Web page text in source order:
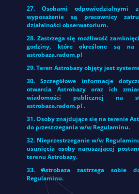
27. Osobami odpowiedzialnymi
wyposażenie są pracownicy
działalności obserwatorium.
28. Zastrzega się możliwość
godziny, które określone są na
astrobaza.radom.pl
29. Teren Astrobazy objęty jest
30. Szczegółowe informacje
otwarcia Astrobazy oraz ich
wiadomości publicznej na
astrobaza.radom.pl .
31. Osoby znajdujące się na terenie
do przestrzegania w/w Regulaminu.
32. Nieprzestrzeganie w/w
usunięcia osoby naruszającej
terenu Astrobazy.
33. Astrobaza zastrzega sobie
Regulaminu.